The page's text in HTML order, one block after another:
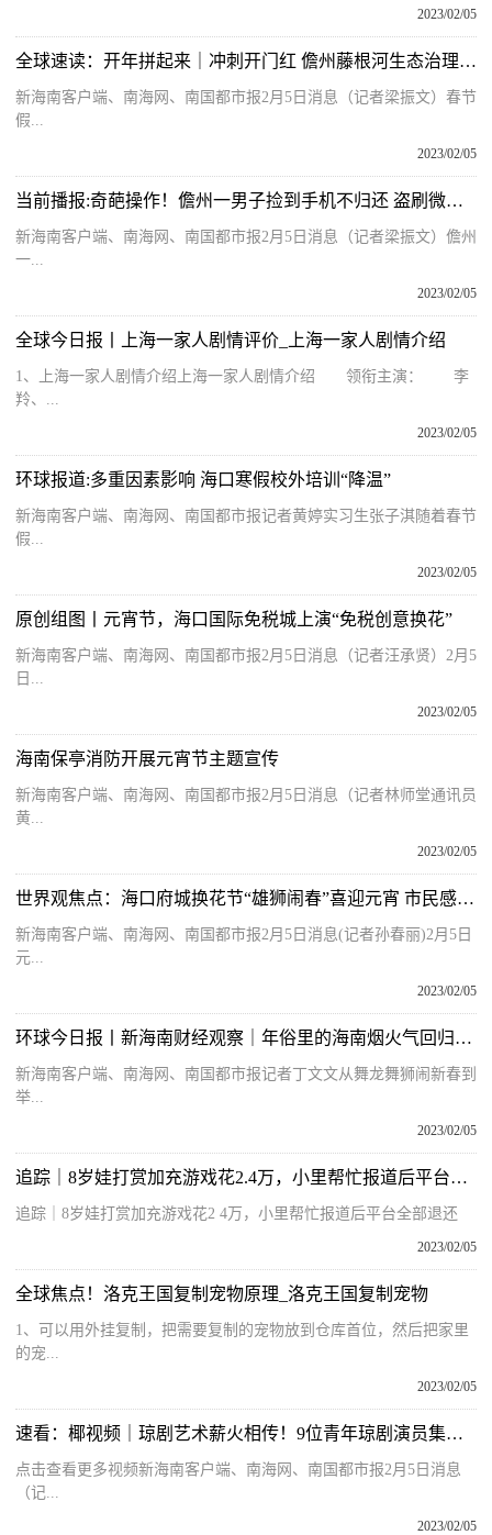
2023/02/05
全球速读：开年拼起来｜冲刺开门红 儋州藤根河生态治理项目建设按下“加速键”
新海南客户端、南海网、南国都市报2月5日消息（记者梁振文）春节
假...
2023/02/05
当前播报:奇葩操作！儋州一男子捡到手机不归还 盗刷微信买“年货”被警方刑拘
新海南客户端、南海网、南国都市报2月5日消息（记者梁振文）儋州
一...
2023/02/05
全球今日报丨上海一家人剧情评价_上海一家人剧情介绍
1、上海一家人剧情介绍上海一家人剧情介绍 领衔主演： 李
羚、...
2023/02/05
环球报道:多重因素影响 海口寒假校外培训“降温”
新海南客户端、南海网、南国都市报记者黄婷实习生张子淇随着春节
假...
2023/02/05
原创组图丨元宵节，海口国际免税城上演“免税创意换花”
新海南客户端、南海网、南国都市报2月5日消息（记者汪承贤）2月5
日...
2023/02/05
海南保亭消防开展元宵节主题宣传
新海南客户端、南海网、南国都市报2月5日消息（记者林师堂通讯员
黄...
2023/02/05
世界观焦点：海口府城换花节“雄狮闹春”喜迎元宵 市民感受传统民俗文化
新海南客户端、南海网、南国都市报2月5日消息(记者孙春丽)2月5日
元...
2023/02/05
环球今日报丨新海南财经观察｜年俗里的海南烟火气回归，释放什么信号？
新海南客户端、南海网、南国都市报记者丁文文从舞龙舞狮闹新春到
举...
2023/02/05
追踪｜8岁娃打赏加充游戏花2.4万，小里帮忙报道后平台全部退还
追踪｜8岁娃打赏加充游戏花2 4万，小里帮忙报道后平台全部退还
2023/02/05
全球焦点！洛克王国复制宠物原理_洛克王国复制宠物
1、可以用外挂复制，把需要复制的宠物放到仓库首位，然后把家里
的宠...
2023/02/05
速看：椰视频｜琼剧艺术薪火相传！9位青年琼剧演员集体拜师
点击查看更多视频新海南客户端、南海网、南国都市报2月5日消息
（记...
2023/02/05